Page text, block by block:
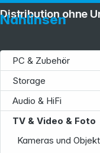
Nahlinsen
PC & Zubehör
Storage
Audio & HiFi
TV & Video & Foto
Kameras und
Distribution ohne